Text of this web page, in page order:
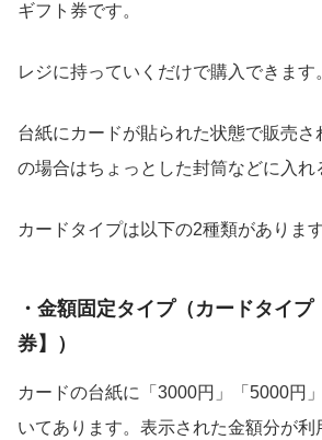
ギフト券です。
レジに持っていくだけで購入できます
台紙にカードが貼られた状態で販売さ
の場合はちょっとした封筒などに入れ
カードタイプは以下の2種類があります
・金額固定タイプ（カードタイ
券】）
カードの台紙に「3000円」「5000円
いてあります。表示された金額分が